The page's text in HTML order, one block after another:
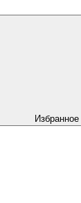
Избранное